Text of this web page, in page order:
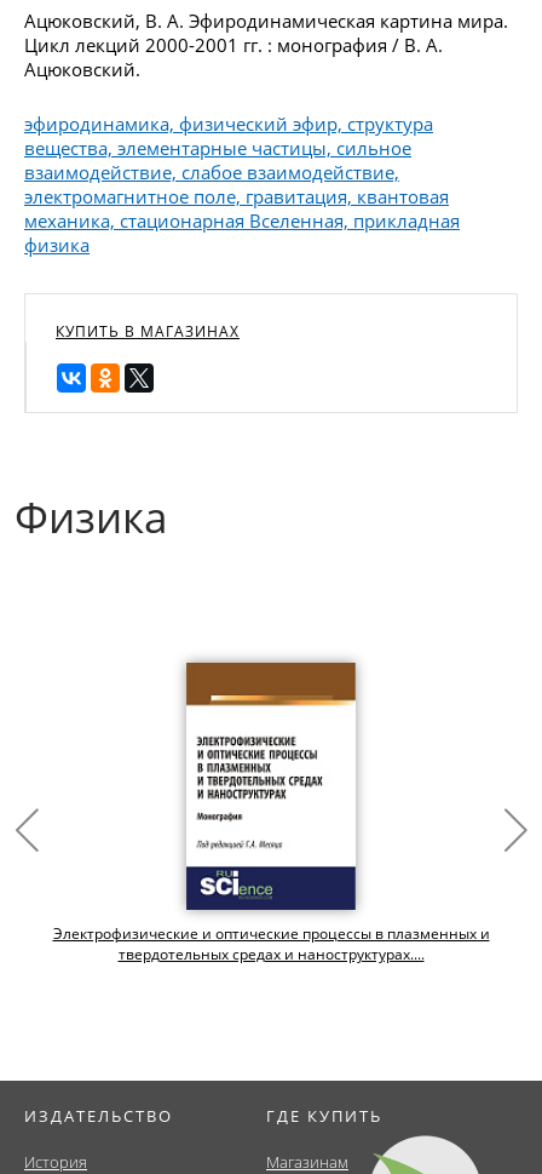
Ацюковский, В. А. Эфиродинамическая картина мира.
Цикл лекций 2000-2001 гг. : монография / В. А.
Ацюковский.
эфиродинамика, физический эфир, структура
вещества, элементарные частицы, сильное
взаимодействие, слабое взаимодействие,
электромагнитное поле, гравитация, квантовая
механика, стационарная Вселенная, прикладная
физика
КУПИТЬ В МАГАЗИНАХ
Физика
Электрофизические и оптические процессы в плазменных и
твердотельных средах и наноструктурах....
ИЗДАТЕЛЬСТВО
История
ГДЕ КУПИТЬ
Магазинам